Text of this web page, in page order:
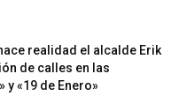
realidad el alcalde Erik
de calles en las
y «19 de Enero»